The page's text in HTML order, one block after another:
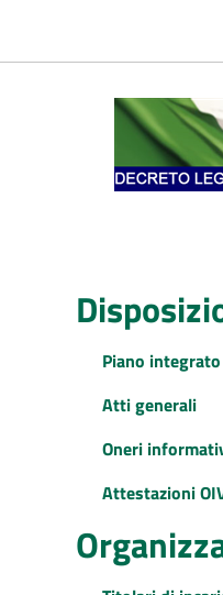
Piano
Atti generali
Oneri
Attestazioni